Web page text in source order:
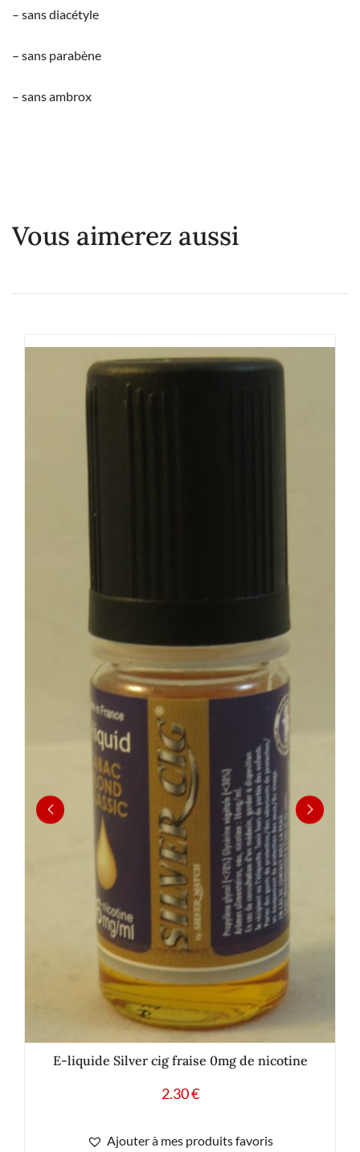
– sans diacétyle
– sans parabène
– sans ambrox
Vous aimerez aussi
E-liquide Silver cig fraise 0mg de nicotine
2.30€
Ajouter à mes produits favoris